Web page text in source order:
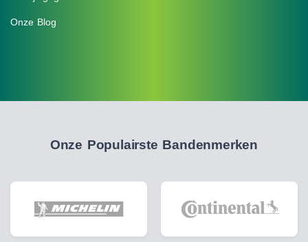
Onze Blog
Onze Populairste Bandenmerken